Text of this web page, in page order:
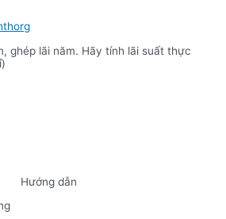
ghép lãi năm. Hãy tính lãi suất thực
Hướng dẫn